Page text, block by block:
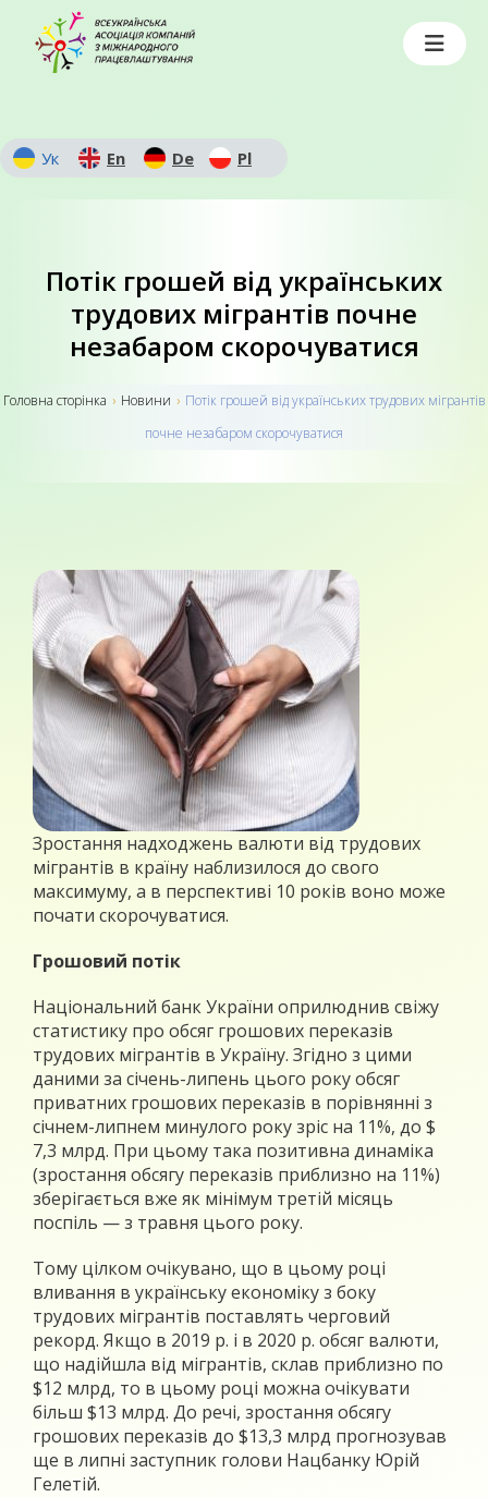
Ук En De Pl
Потік грошей від українських
трудових мігрантів почне
незабаром скорочуватися
Головна сторiнка › Новини › Потік грошей від українських трудових мігрантів
почне незабаром скорочуватися
Зростання надходжень валюти від трудових
мігрантів в країну наблизилося до свого
максимуму, а в перспективі 10 років воно може
почати скорочуватися.
Грошовий потік
Національний банк України оприлюднив свіжу
статистику про обсяг грошових переказів
трудових мігрантів в Україну. Згідно з цими
даними за січень-липень цього року обсяг
приватних грошових переказів в порівнянні з
січнем-липнем минулого року зріс на 11%, до $
7,3 млрд. При цьому така позитивна динаміка
(зростання обсягу переказів приблизно на 11%)
зберігається вже як мінімум третій місяць
поспіль — з травня цього року.
Тому цілком очікувано, що в цьому році
вливання в українську економіку з боку
трудових мігрантів поставлять черговий
рекорд. Якщо в 2019 р. і в 2020 р. обсяг валюти,
що надійшла від мігрантів, склав приблизно по
$12 млрд, то в цьому році можна очікувати
більш $13 млрд. До речі, зростання обсягу
грошових переказів до $13,3 млрд прогнозував
ще в липні заступник голови Нацбанку Юрій
Гелетій.